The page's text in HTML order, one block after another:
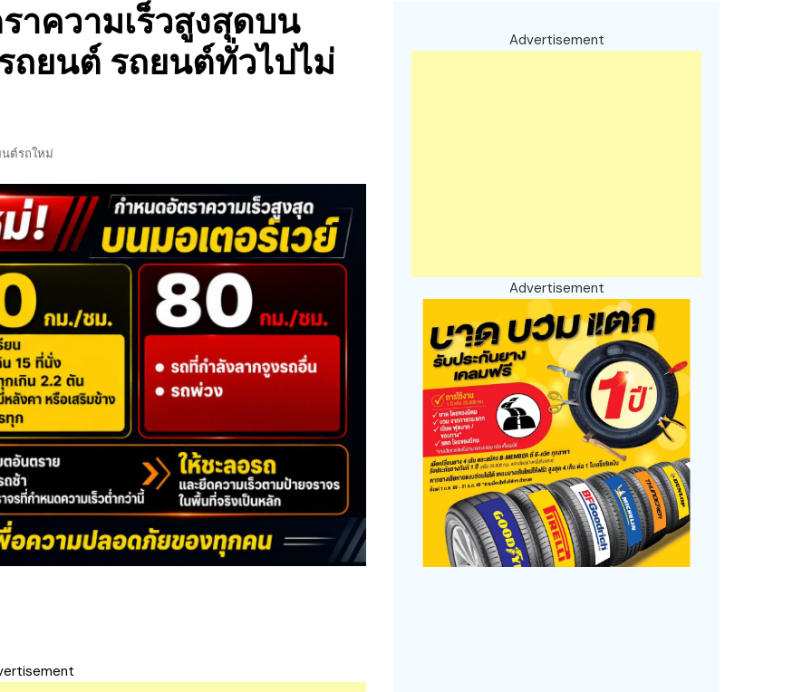
าความเร็วสูงสุดบน
ถยนต์ รถยนต์ทั่วไปไม่
นต์รถใหม่
Advertisement
Advertisement